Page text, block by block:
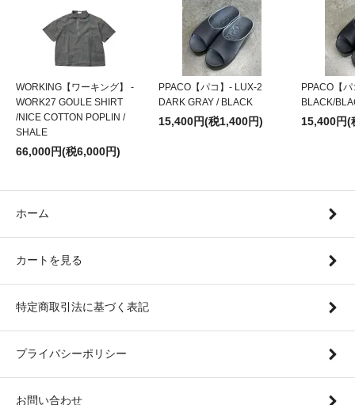
WORKING【ワーキング】 -
WORK27 GOULE SHIRT
/NICE COTTON POPLIN /
SHALE
66,000円(税6,000円)
PPACO【パコ】- LUX-2
DARK GRAY / BLACK
15,400円(税1,400円)
PPACO【
BLACK/
15,400円(
ホーム
カートを見る
特定商取引法に基づく表記
プライバシーポリシー
お問い合わせ